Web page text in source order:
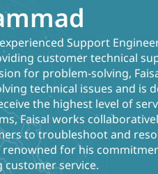
Support
customer technical
for problem-solving,
technical issues and is
the highest level of
Faisal works
to troubleshoot and
renowned for his
service.